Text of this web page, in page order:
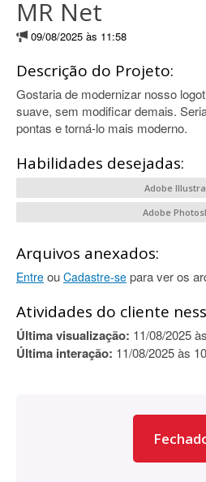
MR Net
09/08/2025 às 11:58
Descrição do Projeto:
Gostaria de modernizar nosso
suave, sem modificar demais.
pontas e torná-lo mais moderno.
Habilidades desejadas:
Adobe
Adobe
Arquivos anexados:
Entre ou Cadastre-se para ver os
Atividades do cliente
Última visualização: 11/08/2025
Última interação: 11/08/2025 às